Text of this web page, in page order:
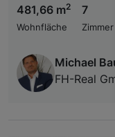
481,66 m2
Wohnfläche
7
Zimmer
Michael
FH-Real